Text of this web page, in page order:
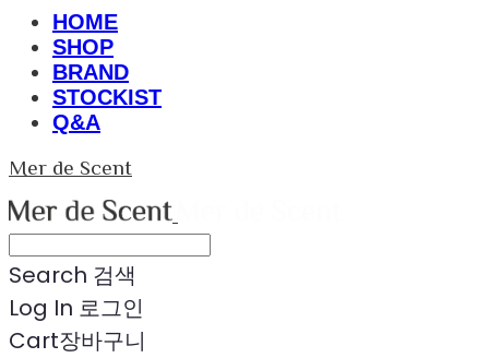
HOME
SHOP
BRAND
STOCKIST
Q&A
Mer de Scent
Search 검색
Log In 로그인
Cart장바구니